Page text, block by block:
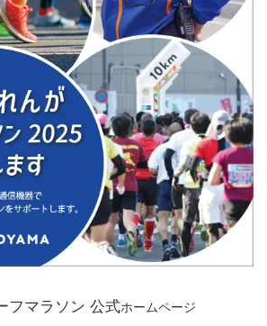
フマラソン 公式ホームページ